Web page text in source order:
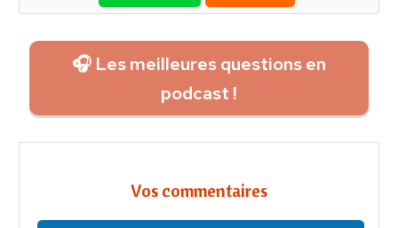
🎧 Les meilleures questions en
podcast !
Vos commentaires